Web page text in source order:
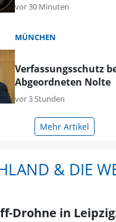
vor 30 Minuten
MÜNCHEN
Verfassungsschutz
Abgeordneten Nolte
vor 3 Stunden
Mehr Artikel
& DIE
Drohne in